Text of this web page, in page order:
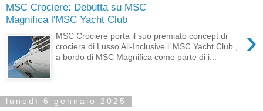
MSC Crociere: Debutta su MSC
Magnifica l'MSC Yacht Club
›
MSC Crociere porta il suo premiato concept di
crociera di Lusso All-Inclusive l’ MSC Yacht Club ,
a bordo di MSC Magnifica come parte di i...
lunedì 6 gennaio 2025